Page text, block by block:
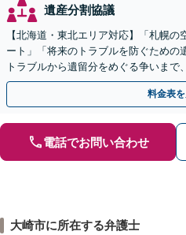
遺産分割協議
【北海道・東北エリア対応】「札幌
ート」「将来のトラブルを防ぐための
トラブルから遺留分をめぐる争いまで
ています「アクセス良好・WEB面談
料金表
電話でお問い合わせ
大崎市に所在する弁護士